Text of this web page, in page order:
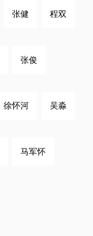
张健 程双
张俊
徐怀河 吴淼
马军怀